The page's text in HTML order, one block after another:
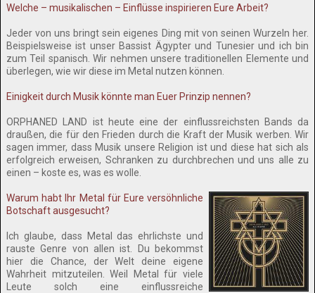
Welche – musikalischen – Einflüsse inspirieren Eure Arbeit?
Jeder von uns bringt sein eigenes Ding mit von seinen Wurzeln her.
Beispielsweise ist unser Bassist Ägypter und Tunesier und ich bin
zum Teil spanisch. Wir nehmen unsere traditionellen Elemente und
überlegen, wie wir diese im Metal nutzen können.
Einigkeit durch Musik könnte man Euer Prinzip nennen?
ORPHANED LAND ist heute eine der einflussreichsten Bands da
draußen, die für den Frieden durch die Kraft der Musik werben. Wir
sagen immer, dass Musik unsere Religion ist und diese hat sich als
erfolgreich erweisen, Schranken zu durchbrechen und uns alle zu
einen – koste es, was es wolle.
Warum habt Ihr Metal für Eure versöhnliche
Botschaft ausgesucht?
Ich glaube, dass Metal das ehrlichste und
rauste Genre von allen ist. Du bekommst
hier die Chance, der Welt deine eigene
Wahrheit mitzuteilen. Weil Metal für viele
Leute solch eine einflussreiche